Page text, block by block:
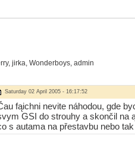
jirka, Wonderboys, admin
Saturday 02 April 2005 - 16:17:52
fąichni nevite náhodou, gde
GSI do strouhy a skončil na
s autama na přestavbu nebo